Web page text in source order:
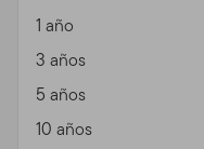
1 año
3 años
5 años
10 años
cualquier otro
de medios que no
objetivo para su uso
intenten acceder sin
quedar sujetos a un